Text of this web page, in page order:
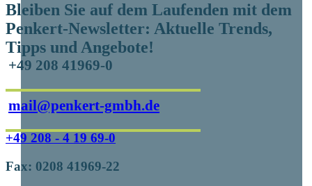
Bleiben Sie auf dem Laufenden mit dem
Penkert-Newsletter: Aktuelle Trends,
Tipps und Angebote!
+49 208 41969-0
mail@penkert-gmbh.de
+49 208 - 4 19 69-0
Fax: 0208 41969-22